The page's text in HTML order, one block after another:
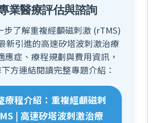
業醫療評估與諮詢
步了解重複經顱磁刺激 (rTMS)
新引進的高速矽塔波刺激治療
應症、療程規劃與費用資訊，
方連結閱讀完整專題介紹：
療程介紹：重複經顱磁刺
| 高速矽塔波刺激治療